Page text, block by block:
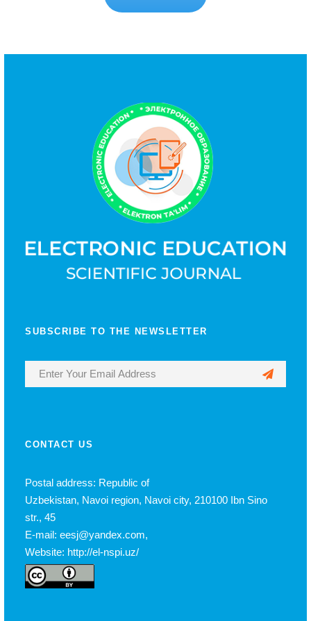
SUBSCRIBE TO THE NEWSLETTER
CONTACT US
Postal address: Republic of
Uzbekistan, Navoi region, Navoi city, 210100 Ibn Sino
str., 45
E-mail: eesj@yandex.com,
Website: http://el-nspi.uz/